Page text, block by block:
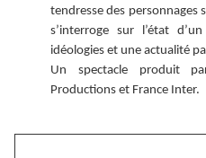
tendresse des personnages
s’interroge sur l’état
idéologies et une actualité
Un spectacle produit
Productions et France Inter.